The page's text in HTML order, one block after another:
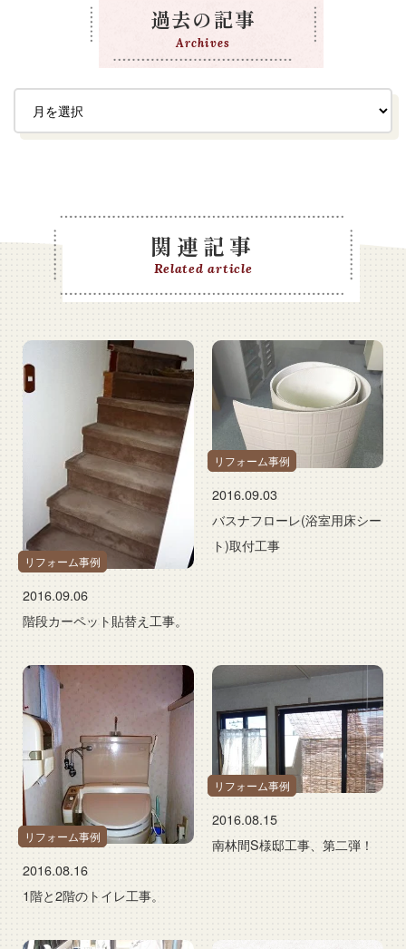
過去の記事
Archives
関連記事
Related article
リフォーム事例
2016.09.06
階段カーペット貼替え工事。
リフォーム事例
2016.09.03
バスナフローレ(浴室用床シー
ト)取付工事
リフォーム事例
2016.08.16
1階と2階のトイレ工事。
リフォーム事例
2016.08.15
南林間S様邸工事、第二弾！